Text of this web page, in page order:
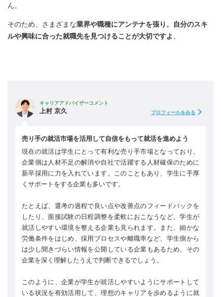
ん。
そのため、さまざまな業界や職種にアンテナを張り、自分のスキ
ルや興味に合った就職先を見つけることが大切ですよ 。
キャリアアドバイザーコメント
上村 京久 プロフィールをみる
売り手の就活市場を活用して自信をもって就活を進めよう
現在の就活は学生にとって有利な売り手市場となっており、
企業側は人材不足の解消や自社で活躍する人材確保のために
新卒採用に力を入れています。このこともあり、学生に手厚
くサポートをする企業も多いです。
たとえば、選考の過程で良い点や改善点のフィードバックを
したり、面接試験の日程調整を柔軟におこなうなど、学生が
就活しやすい環境を整える企業も見られます。また、細かな
労働条件をはじめ、採用プロセスや離職率など、学生側から
は少し聞きづらい情報を公開している企業もあるため、その
企業を深く理解したうえで判断できるでしょう。
このように、企業が学生が就活しやすいようにサポートして
いる状況を有効活用して、理想のキャリアを歩めるように就